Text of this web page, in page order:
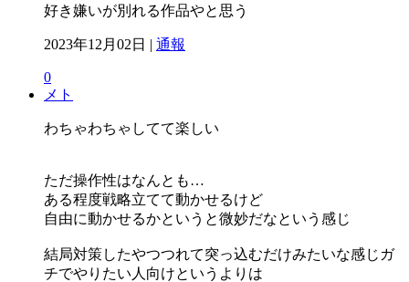
好き嫌いが別れる作品やと思う
2023年12月02日 | 通報
0
メト
わちゃわちゃしてて楽しい
ただ操作性はなんとも…
ある程度戦略立てて動かせるけど
自由に動かせるかというと微妙だなという感じ
結局対策したやつつれて突っ込むだけみたいな感じガ
チでやりたい人向けというよりは